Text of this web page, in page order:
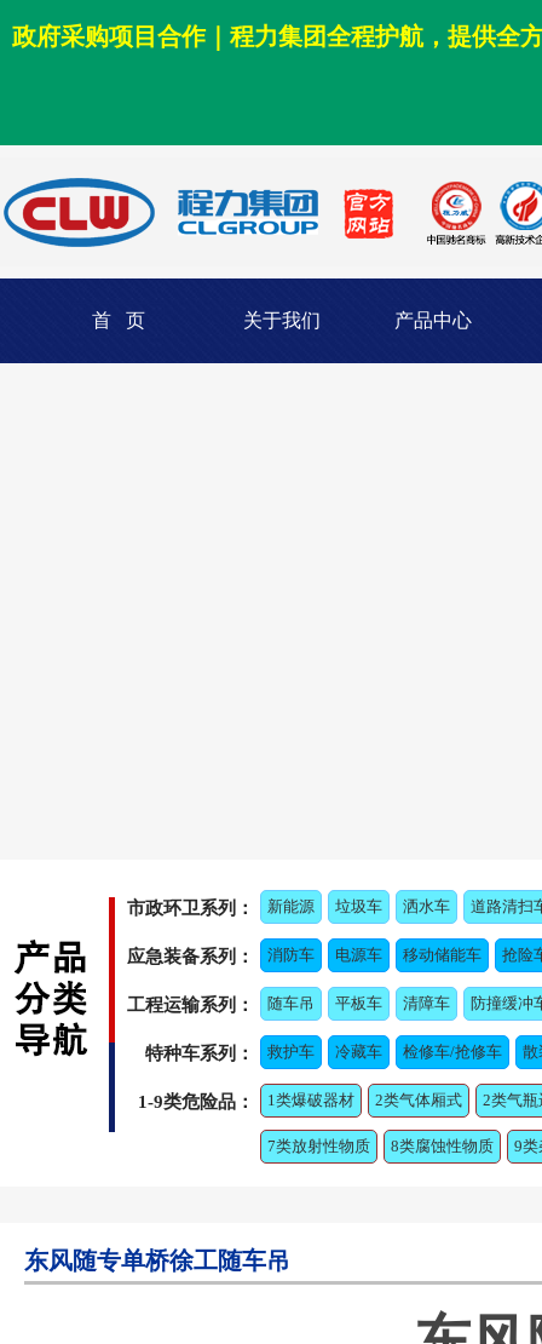
政府采购项目合作｜程力集团全程护航，提供全
首 页 关于我们 产品中心
市政环卫系列： 新能源 垃圾车 洒水车 道路清扫
应急装备系列： 消防车 电源车 移动储能车 抢险
工程运输系列： 随车吊 平板车 清障车 防撞缓冲
特种车系列： 救护车 冷藏车 检修车/抢修车 散
1-9类危险品： 1类爆破器材 2类气体厢式 2类气
7类放射性物质 8类腐蚀性物质 9类
东风随专单桥徐工随车吊